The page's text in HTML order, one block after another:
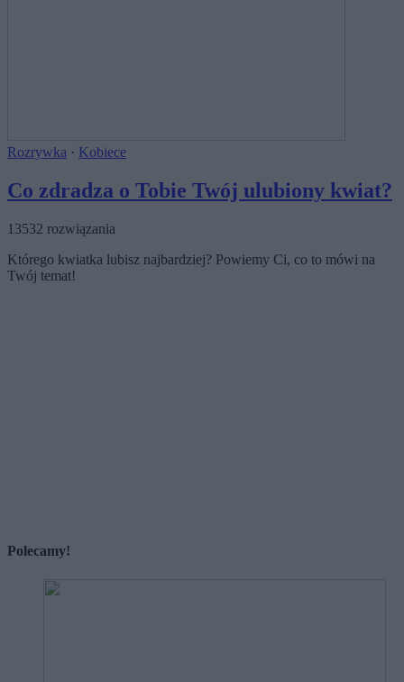
Rozrywka · Kobiece
Co zdradza o Tobie Twój ulubiony kwiat?
13532 rozwiązania
Którego kwiatka lubisz najbardziej? Powiemy Ci, co to mówi na
Twój temat!
Polecamy!